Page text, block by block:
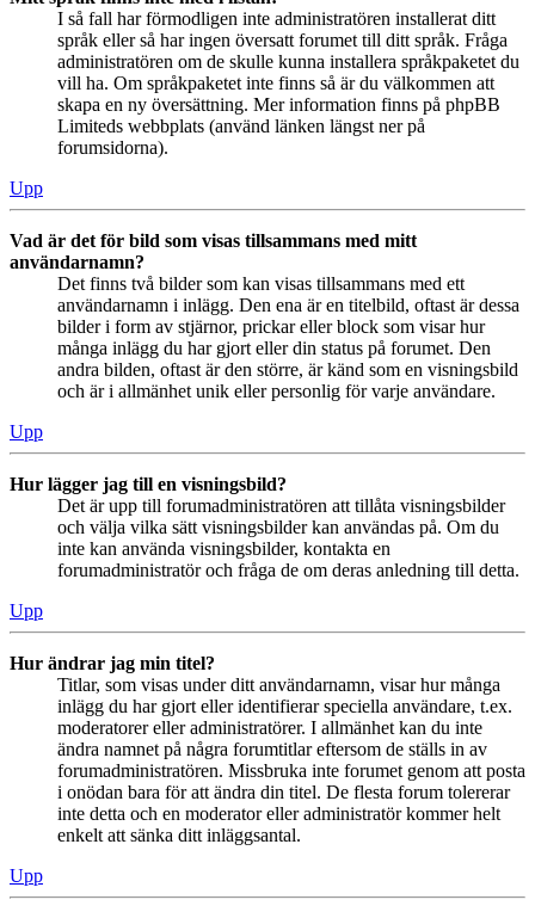
I så fall har förmodligen inte administratören installerat ditt
språk eller så har ingen översatt forumet till ditt språk. Fråga
administratören om de skulle kunna installera språkpaketet du
vill ha. Om språkpaketet inte finns så är du välkommen att
skapa en ny översättning. Mer information finns på phpBB
Limiteds webbplats (använd länken längst ner på
forumsidorna).
Upp
Vad är det för bild som visas tillsammans med mitt
användarnamn?
Det finns två bilder som kan visas tillsammans med ett
användarnamn i inlägg. Den ena är en titelbild, oftast är dessa
bilder i form av stjärnor, prickar eller block som visar hur
många inlägg du har gjort eller din status på forumet. Den
andra bilden, oftast är den större, är känd som en visningsbild
och är i allmänhet unik eller personlig för varje användare.
Upp
Hur lägger jag till en visningsbild?
Det är upp till forumadministratören att tillåta visningsbilder
och välja vilka sätt visningsbilder kan användas på. Om du
inte kan använda visningsbilder, kontakta en
forumadministratör och fråga de om deras anledning till detta.
Upp
Hur ändrar jag min titel?
Titlar, som visas under ditt användarnamn, visar hur många
inlägg du har gjort eller identifierar speciella användare, t.ex.
moderatorer eller administratörer. I allmänhet kan du inte
ändra namnet på några forumtitlar eftersom de ställs in av
forumadministratören. Missbruka inte forumet genom att posta
i onödan bara för att ändra din titel. De flesta forum tolererar
inte detta och en moderator eller administratör kommer helt
enkelt att sänka ditt inläggsantal.
Upp